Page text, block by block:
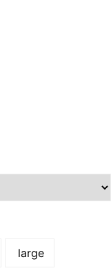
large